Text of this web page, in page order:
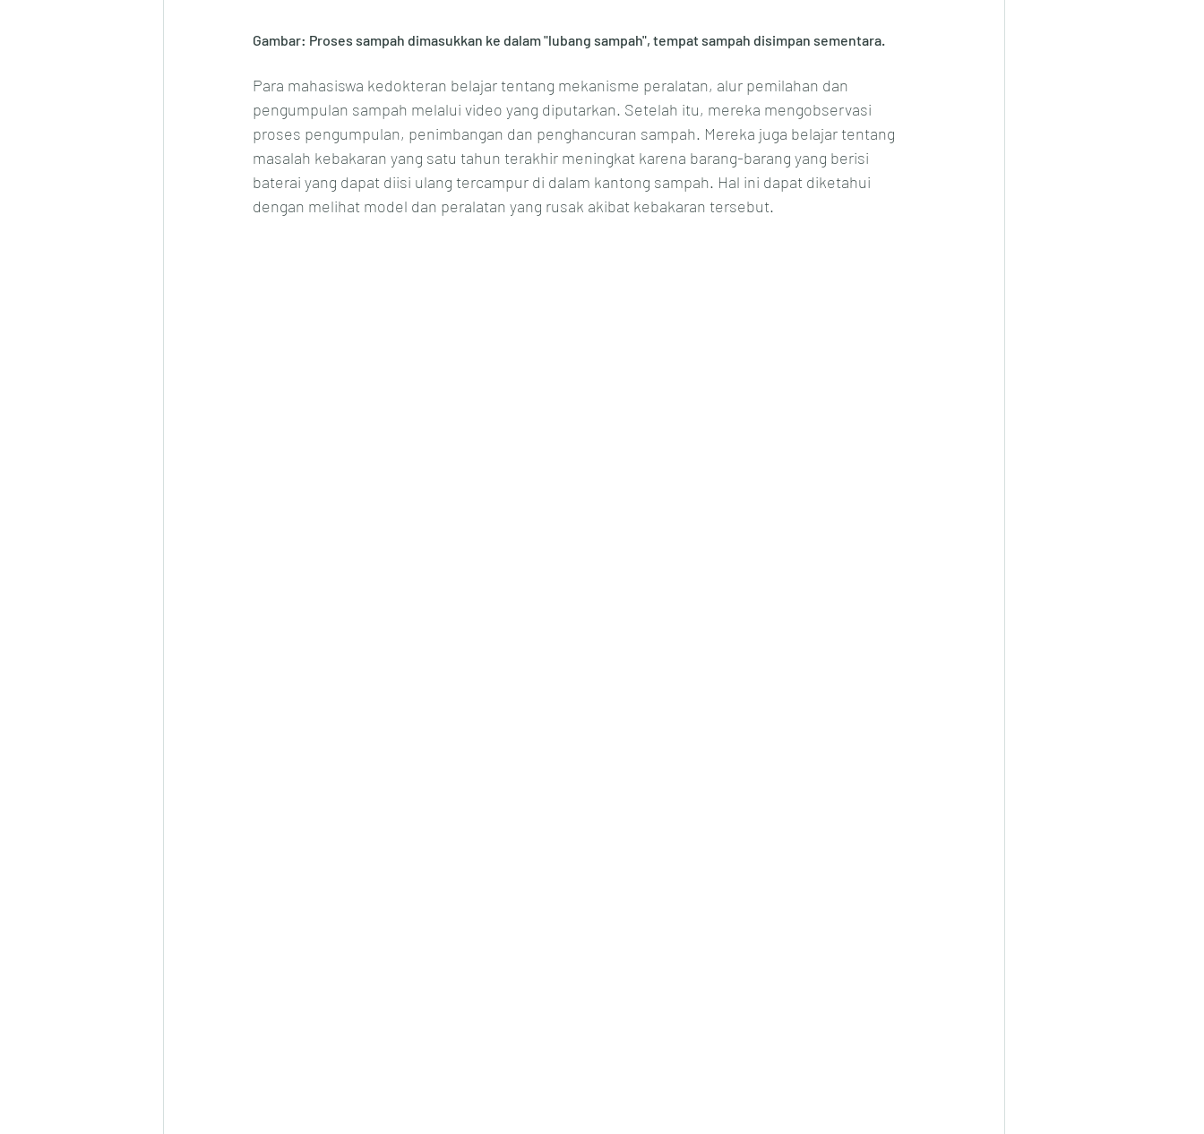
Gambar: Proses sampah dimasukkan ke dalam "lubang sampah", tempat sampah disimpan sementara.
Para mahasiswa kedokteran belajar tentang mekanisme peralatan, alur pemilahan dan
pengumpulan sampah melalui video yang diputarkan. Setelah itu, mereka mengobservasi
proses pengumpulan, penimbangan dan penghancuran sampah. Mereka juga belajar tentang
masalah kebakaran yang satu tahun terakhir meningkat karena barang-barang yang berisi
baterai yang dapat diisi ulang tercampur di dalam kantong sampah. Hal ini dapat diketahui
dengan melihat model dan peralatan yang rusak akibat kebakaran tersebut.